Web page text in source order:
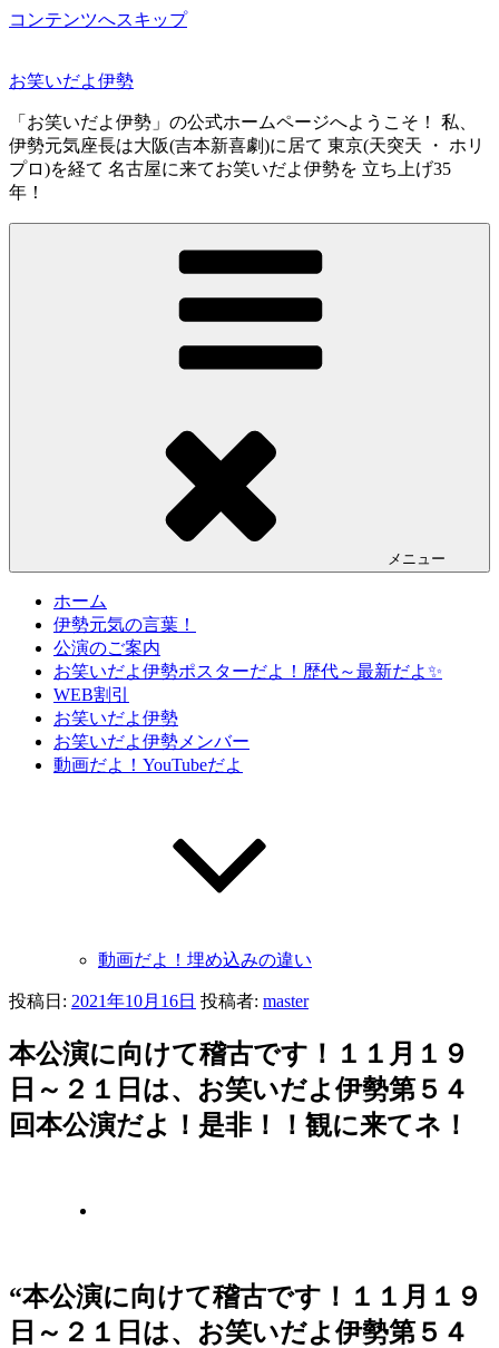
コンテンツへスキップ
お笑いだよ伊勢
「お笑いだよ伊勢」の公式ホームページへようこそ！ 私、
伊勢元気座長は大阪(吉本新喜劇)に居て 東京(天突天 ・ ホリ
プロ)を経て 名古屋に来てお笑いだよ伊勢を 立ち上げ35
年！
メニュー
ホーム
伊勢元気の言葉！
公演のご案内
お笑いだよ伊勢ポスターだよ！歴代～最新だよ✨
WEB割引
お笑いだよ伊勢
お笑いだよ伊勢メンバー
動画だよ！YouTubeだよ
動画だよ！埋め込みの違い
投稿日: 2021年10月16日 投稿者: master
本公演に向けて稽古です！１１月１９
日～２１日は、お笑いだよ伊勢第５４
回本公演だよ！是非！！観に来てネ！
“本公演に向けて稽古です！１１月１９
日～２１日は、お笑いだよ伊勢第５４